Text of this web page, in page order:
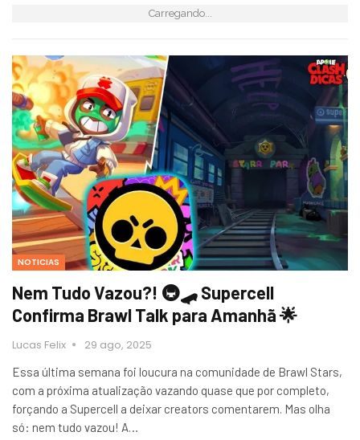
Carregando...
NOTICIAS
Nem Tudo Vazou?! 🚇🛹 Supercell
Confirma Brawl Talk para Amanhã 🌟
Lucas Felix 29 ago, 2025
Essa última semana foi loucura na comunidade de Brawl Stars,
com a próxima atualização vazando quase que por completo,
forçando a Supercell a deixar creators comentarem. Mas olha
só: nem tudo vazou! A…